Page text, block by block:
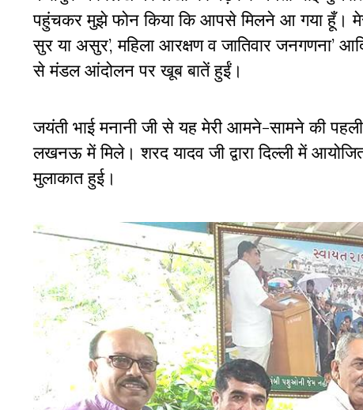
पहुंचकर मुझे फोन किया कि आपसे मिलने आ गया हूँ।
सुर या असुर’, महिला आरक्षण व जातिवार जनगणना’
से मंडल आंदोलन पर खूब बातें हुईं।
जयंती भाई मनानी जी से यह मेरी आमने-सामने की
लखनऊ में मिले। शरद यादव जी द्वारा दिल्ली में
मुलाकात हुई।